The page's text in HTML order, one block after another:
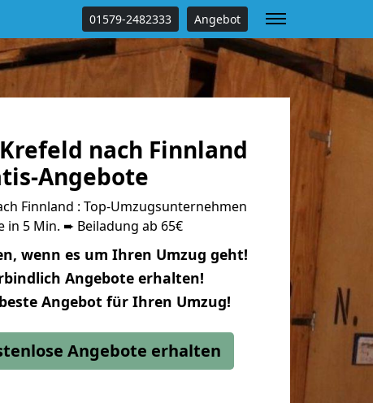
01579-2482333 Angebot
nach Finnland
Angebote
Finnland : Top-Umzugsunternehmen
in 5 Min. ➨ Beiladung ab 65€
wenn es um Ihren Umzug geht!
Angebote erhalten!
Angebot für Ihren Umzug!
Angebote erhalten